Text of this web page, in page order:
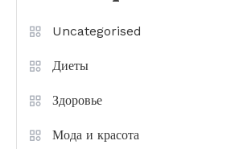
Uncategorised
Диеты
Здоровье
Мода и красота